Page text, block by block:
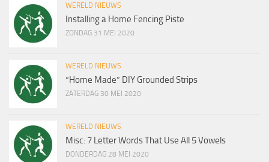
WERELD NIEUWS
Installing a Home Fencing Piste
ZONDAG 31 MEI 2020
WERELD NIEUWS
“Home Made” DIY Grounded Strips
ZATERDAG 30 MEI 2020
WERELD NIEUWS
Misc: 7 Letter Words That Use All 5 Vowels
DONDERDAG 28 MEI 2020